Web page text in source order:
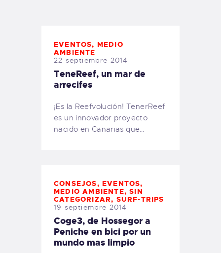
EVENTOS, MEDIO
AMBIENTE
22 septiembre 2014
TeneReef, un mar de
arrecifes
¡Es la Reefvolución! TenerReef
es un innovador proyecto
nacido en Canarias que…
CONSEJOS,EVENTOS,
MEDIO AMBIENTE,SIN
CATEGORIZAR, SURF-TRIPS
19 septiembre 2014
Coge3, de Hossegor a
Peniche en bici por un
mundo mas limpio